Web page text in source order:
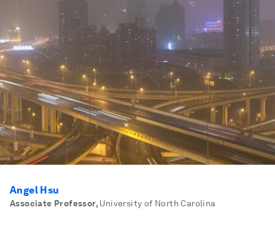
Angel Hsu
Associate Professor, University of North Carolina